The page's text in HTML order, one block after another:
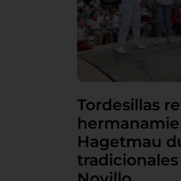
Tordesillas
Hagetmau
tradicionales